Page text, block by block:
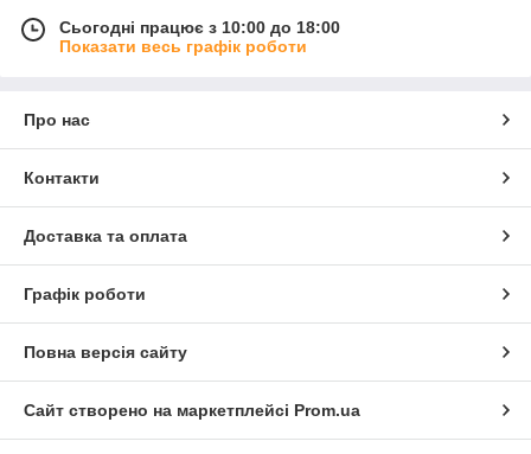
Сьогодні працює з 10:00 до 18:00
Показати весь графік роботи
Про нас
Контакти
Доставка та оплата
Графік роботи
Повна версія сайту
Сайт створено на маркетплейсі Prom.ua